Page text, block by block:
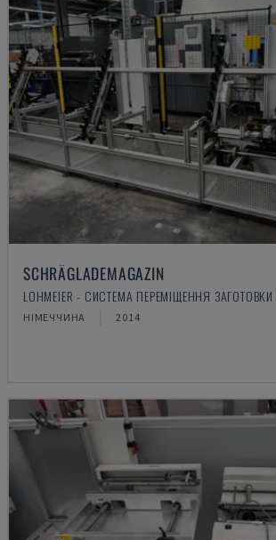
SCHRÄGLADEMAGAZIN
LOHMEIER - СИСТЕМА ПЕРЕМІЩЕННЯ ЗАГОТОВКИ
НІМЕЧЧИНА 2014